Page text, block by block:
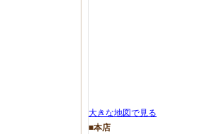
大きな地図で見る
■本店